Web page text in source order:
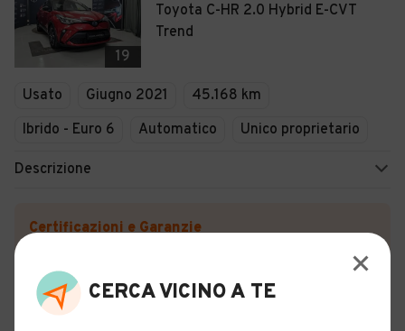
19
Toyota C-HR 2.0 Hybrid E-CVT
Trend
Usato Giugno 2021
45.168 km
Ibrido - Euro 6
Automatico Unico proprietario
Descrizione
Certificazioni e Garanzie
Storia del veicolo
CERCA VICINO A TE